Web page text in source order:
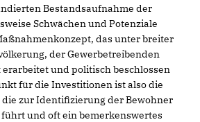
Bestandsaufnahme der
Schwächen und Potenziale
das unter breiter
der Gewerbetreibenden
und politisch beschlossen
für die Investitionen ist also die
zur Identifizierung der Bewohner
und oft ein bemerkenswertes